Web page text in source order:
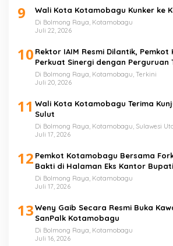
9 Wali Kota Kotamobagu Kunker ke
Di Bolmong Raya, Kotamobagu
Juli 22, 2026
10 Rektor IAIM Resmi Dilantik,
Perkuat Sinergi dengan Perguruan
Di Bolmong Raya, Kotamobagu, Terkini
Juli 20, 2026
11 Wali Kota Kotamobagu Terima
Sulut
Di Bolmong Raya, Kotamobagu, Sulawesi
Juli 17, 2026
12 Pemkot Kotamobagu Bersama
Bakti di Halaman Eks Kantor
Di Bolmong Raya, Kotamobagu
Juli 17, 2026
13Weny Gaib Secara Resmi Buka
SanPalk Kotamobagu
Di Bolmong Raya, Kotamobagu
Juli 16, 2026